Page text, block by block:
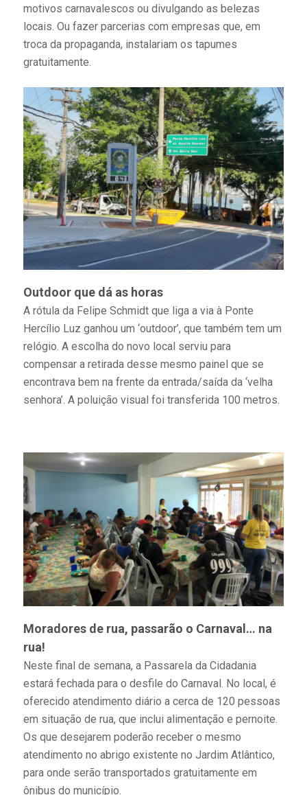
motivos carnavalescos ou divulgando as belezas
locais. Ou fazer parcerias com empresas que, em
troca da propaganda, instalariam os tapumes
gratuitamente.
Outdoor que dá as horas
A rótula da Felipe Schmidt que liga a via à Ponte
Hercílio Luz ganhou um ‘outdoor’, que também tem um
relógio. A escolha do novo local serviu para
compensar a retirada desse mesmo painel que se
encontrava bem na frente da entrada/saída da ‘velha
senhora’. A poluição visual foi transferida 100 metros.
Moradores de rua, passarão o Carnaval… na
rua!
Neste final de semana, a Passarela da Cidadania
estará fechada para o desfile do Carnaval. No local, é
oferecido atendimento diário a cerca de 120 pessoas
em situação de rua, que inclui alimentação e pernoite.
Os que desejarem poderão receber o mesmo
atendimento no abrigo existente no Jardim Atlântico,
para onde serão transportados gratuitamente em
ônibus do município.